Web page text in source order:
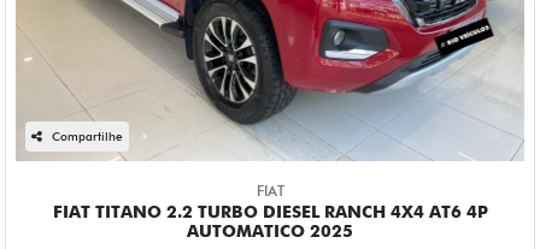
Compartilhe
FIAT
FIAT TITANO 2.2 TURBO DIESEL RANCH 4X4 AT6 4P
AUTOMATICO 2025